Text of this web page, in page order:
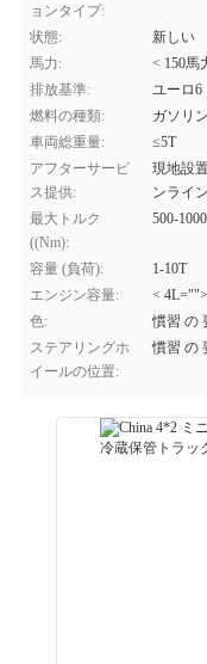
ョンタイプ:
状態:
新しい
馬力:
< 150馬
排放基準:
ユーロ6
燃料の種類:
ガソリン
車両総重量:
≤5T
アフターサービ
ス提供:
現地設
ンライ
最大トルク
((Nm):
500-
容量 (負荷):
1-10T
エンジン容量:
< 4L="">
色:
慣習 の
ステアリングホ
イールの位置:
慣習 の